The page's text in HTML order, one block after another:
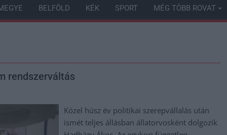
BELFÖLD KÉK SPORT MÉG TÖBB ROVAT
rendszerváltás
Közel húsz év politikai szerepvállalás után
ismét teljes állásban állatorvosként dolgozik